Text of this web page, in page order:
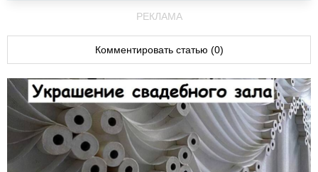
РЕКЛАМА
Комментировать статью (0)